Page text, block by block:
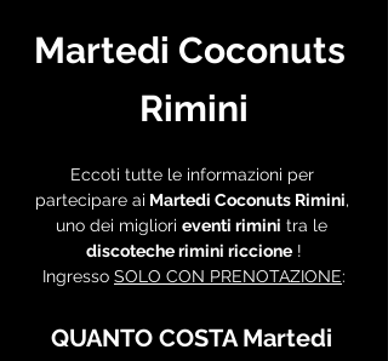
Martedi Coconuts
Rimini
Eccoti tutte le informazioni per
partecipare ai Martedi Coconuts Rimini,
uno dei migliori eventi rimini tra le
discoteche rimini riccione !
Ingresso SOLO CON PRENOTAZIONE:
QUANTO COSTA Martedi